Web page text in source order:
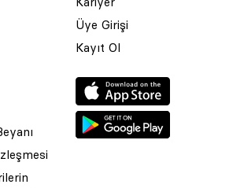
Üye Girişi
Kayıt Ol